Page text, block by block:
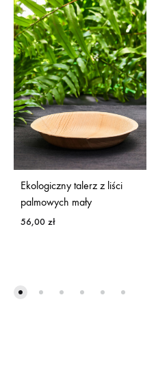
Ekologiczny talerz z liści
palmowych mały
56,00 zł